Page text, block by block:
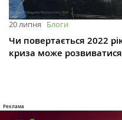
20 липня Блоги
Чи повертається 2022
криза може